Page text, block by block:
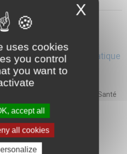
sur les fouilles en
point de fouille automatique
au Centre de droit JuriSanté
X
uses cookies
you control
you want to
accept all
all cookies